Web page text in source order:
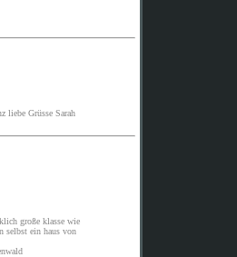
liebe Grüsse Sarah
große klasse wie
selbst ein haus von